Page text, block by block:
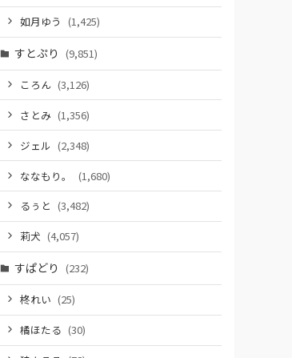
如月ゆう (1,425)
すとぷり (9,851)
ころん (3,126)
さとみ (1,356)
ジェル (2,348)
ななもり。
(1,680)
るぅと (3,482)
莉犬 (4,057)
すぱどり (232)
柊れい (25)
橘ほたる (30)